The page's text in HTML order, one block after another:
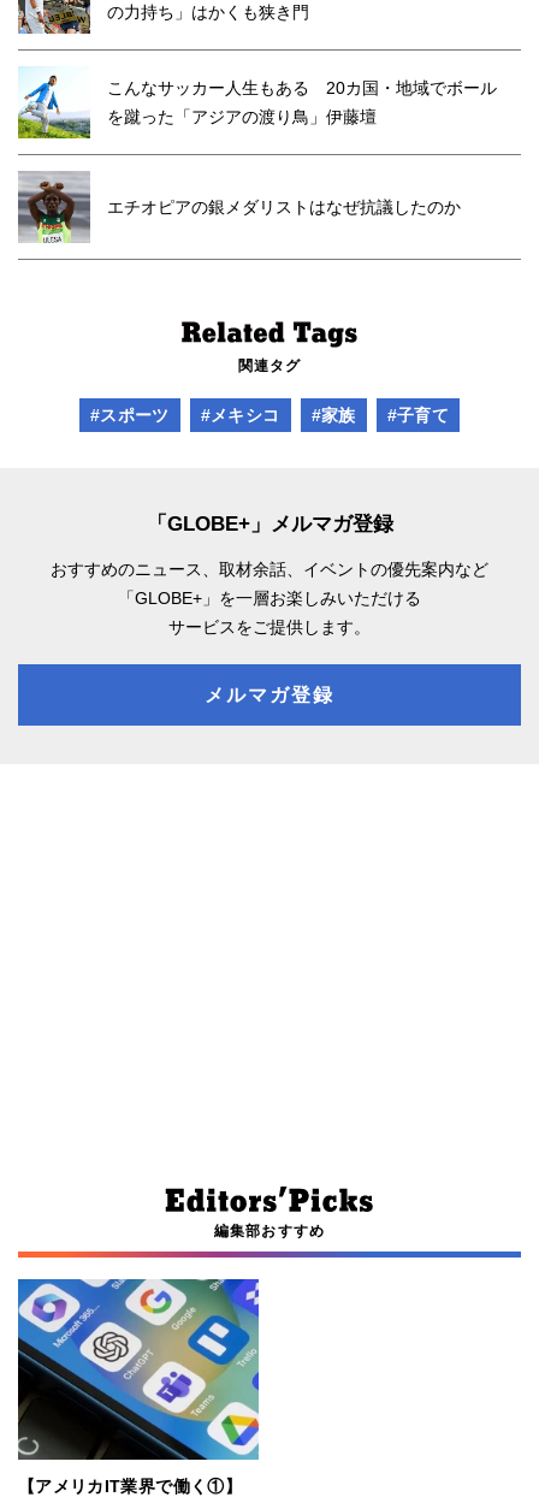
の力持ち」はかくも狭き門
こんなサッカー人生もある 20カ国・地域でボール
を蹴った「アジアの渡り鳥」伊藤壇
エチオピアの銀メダリストはなぜ抗議したのか
関連タグ
#スポーツ #メキシコ #家族 #子育て
「GLOBE+」メルマガ登録
おすすめのニュース、取材余話、 イベントの優先案内など
「GLOBE+」を一層お楽しみいただける
サービスをご提供します。
メルマガ登録
編集部おすすめ
【アメリカIT業界で働く①】